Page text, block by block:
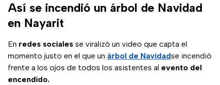
Así se incendió un árbol de Navidad
en Nayarit
En redes sociales se viralizó un video que capta el
momento justo en el que un árbol de Navidadse incendió
frente a los ojos de todos los asistentes al evento del
encendido.